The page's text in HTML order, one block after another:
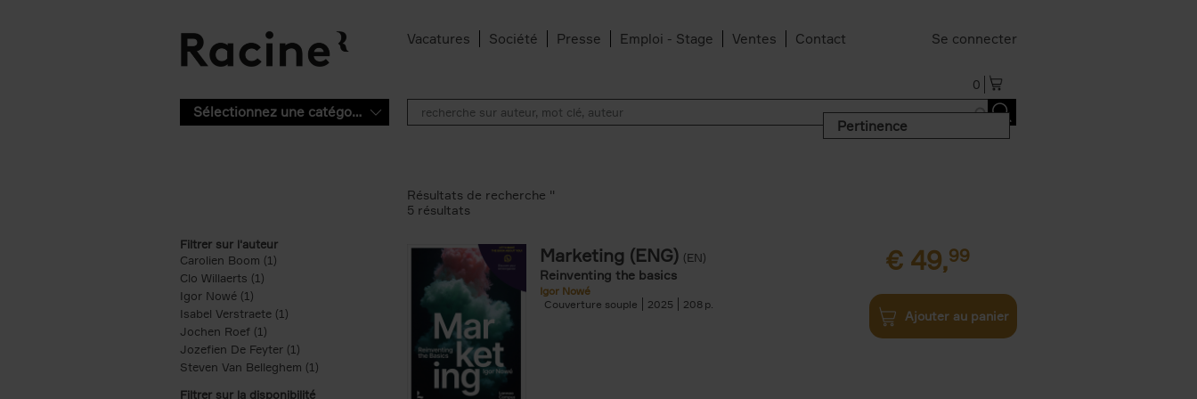
Vacatures Société Presse Emploi - Stage Ventes Contact Se connecter
0
Sélectionnez une catégorie
Pertinence
Filtrer sur l'auteur
Carolien Boom (1)
Clo Willaerts (1)
Igor Nowé (1)
Isabel Verstraete (1) Apply Isabel Verstraete filter
Jochen Roef (1)
Jozefien De Feyter (1) Apply Jozefien De Feyter filter
Steven Van Belleghem (1) Apply Steven Van Belleghem filter
Filtrer sur la disponibilité
Résultats de recherche ''
5 résultats
Marketing (ENG) (EN)
Reinventing the basics
Igor Nowé
Couverture souple
2025 208
€ 49,99
Ajouter au panier